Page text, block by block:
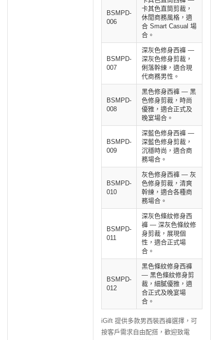
BSMPD-
006
卡其色直筒剪裁，
休閒商務風格，適
合 Smart Casual 場
合。
BSMPD-
007
深灰色修身西褲 —
深灰色修身剪裁，
俐落幹練，適合現
代商務男性。
BSMPD-
008
黑色修身西褲 — 黑
色修身剪裁，時尚
優雅，適合正式及
晚宴場合。
BSMPD-
009
深藍色修身西褲 —
深藍色修身剪裁，
沉穩時尚，適合商
務場合。
BSMPD-
010
灰色修身西褲 — 灰
色修身剪裁，清爽
幹練，適合各種商
務場合。
BSMPD-
011
深灰色條紋修身西
褲 — 深灰色條紋修
身剪裁，展現個
性，適合正式場
合。
BSMPD-
012
黑色條紋修身西褲
— 黑色條紋修身剪
裁，細膩優雅，適
合正式及晚宴場
合。
iGift 提供多款男西裝西褲選擇，可
按客戶需求自由配搭，歡迎致電